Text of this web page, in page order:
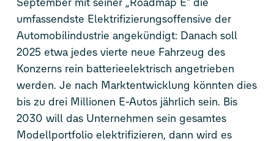
September mit seiner „Roadmap E" die
umfassendste Elektrifizierungsoffensive der
Automobilindustrie angekündigt: Danach soll
2025 etwa jedes vierte neue Fahrzeug des
Konzerns rein batterieelektrisch angetrieben
werden. Je nach Marktentwicklung könnten dies
bis zu drei Millionen E-Autos jährlich sein. Bis
2030 will das Unternehmen sein gesamtes
Modellportfolio elektrifizieren, dann wird es